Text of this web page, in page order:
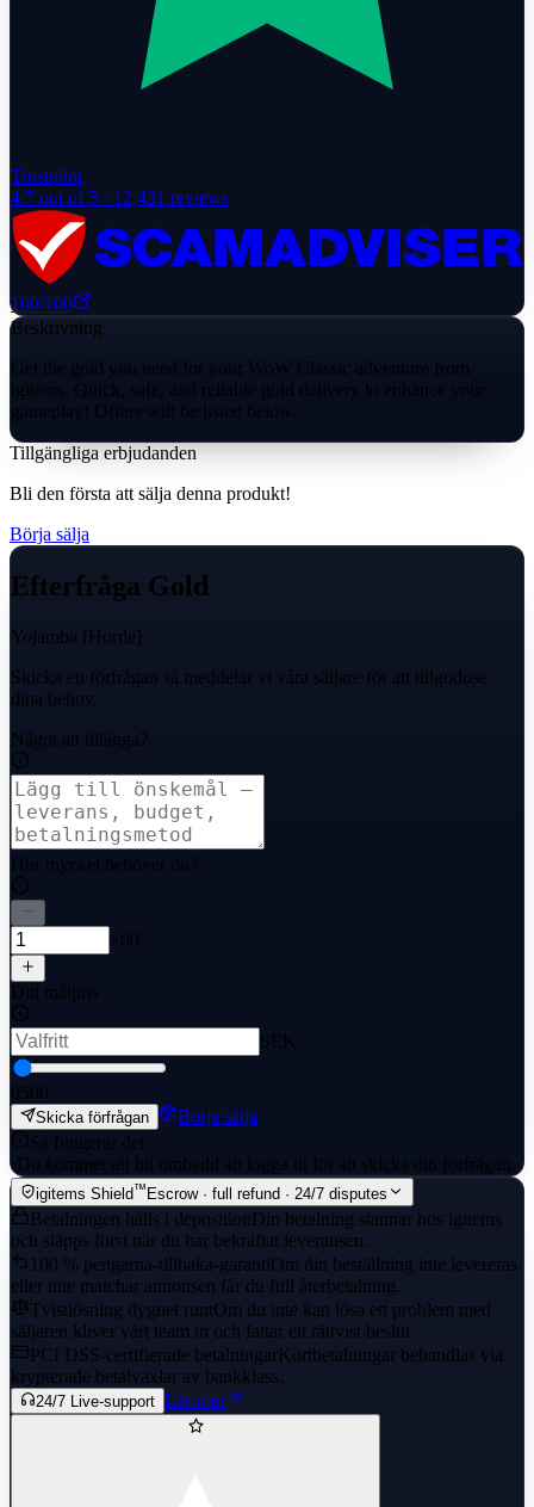
Trustpilot
4.7 out of 5 · 12,431 reviews
100/100
Beskrivning
Get the gold you need for your WoW Classic adventure from
igitems. Quick, safe, and reliable gold delivery to enhance your
gameplay! Offers will be listed below.
Tillgängliga erbjudanden
Bli den första att sälja denna produkt!
Börja sälja
Efterfråga Gold
Yojamba [Horde]
Skicka en förfrågan så meddelar vi våra säljare för att tillgodose
dina behov.
Något att tillägga?
Hur mycket behöver du?
×00
Ditt målpris
SEK
0500
Skicka förfrågan
Börja sälja
Så fungerar det
· Du kommer att bli ombedd att logga in för att skicka din förfrågan.
igitems Shield™ Escrow · full refund · 24/7 disputes
Betalningen hålls i depositionDin betalning stannar hos igitems
och släpps först när du har bekräftat leveransen.
100 % pengarna-tillbaka-garantiOm din beställning inte levereras
eller inte matchar annonsen får du full återbetalning.
Tvistlösning dygnet runtOm du inte kan lösa ett problem med
säljaren kliver vårt team in och fattar ett rättvist beslut.
PCI DSS-certifierade betalningarKortbetalningar behandlas via
krypterade betalväxlar av bankklass.
24/7 Live-support Läs mer